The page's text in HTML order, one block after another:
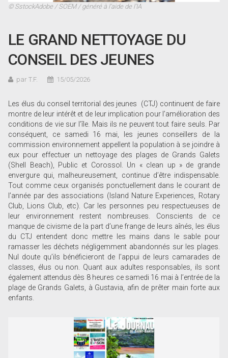
© SstockAdobe / SOEM / généré à l’aide de l’IA
LE GRAND NETTOYAGE DU
CONSEIL DES JEUNES
par T.F. 15/05/2026
Les élus du conseil territorial des jeunes (CTJ) continuent de faire
montre de leur intérêt et de leur implication pour l’amélioration des
conditions de vie sur l’île. Mais ils ne peuvent tout faire seuls. Par
conséquent, ce samedi 16 mai, les jeunes conseillers de la
commission environnement appellent la population à se joindre à
eux pour effectuer un nettoyage des plages de Grands Galets
(Shell Beach), Public et Corossol. Un « clean up » de grande
envergure qui, malheureusement, continue d’être indispensable.
Tout comme ceux organisés ponctuellement dans le courant de
l’année par des associations (Island Nature Experiences, Rotary
Club, Lions Club, etc). Car les personnes peu respectueuses de
leur environnement restent nombreuses. Conscients de ce
manque de civisme de la part d’une frange de leurs aînés, les élus
du CTJ entendent donc mettre les mains dans le sable pour
ramasser les déchets négligemment abandonnés sur les plages.
Nul doute qu’ils bénéficieront de l’appui de leurs camarades de
classes, élus ou non. Quant aux adultes responsables, ils sont
également attendus dès 8 heures ce samedi 16 mai à l’entrée de la
plage de Grands Galets, à Gustavia, afin de prêter main forte aux
enfants.